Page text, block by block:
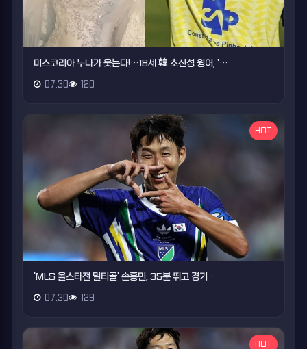
미스코리아 누나가 웃는다!…18세 韓 초신성 윙어, '…
07.30 120
HOT
'MLS 올스타전 멀티골' 손흥민, 35분 뛰고 경기 …
07.30 129
HOT